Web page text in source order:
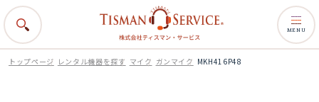
MENU
トップページ レンタル機器を探す マイク ガンマイク MKH416P48